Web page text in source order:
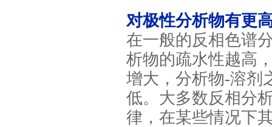
对极性分析物有更
在一般的反相色谱
析物的疏水性越高
增大，分析物-溶剂
低。大多数反相分
律，在某些情况下